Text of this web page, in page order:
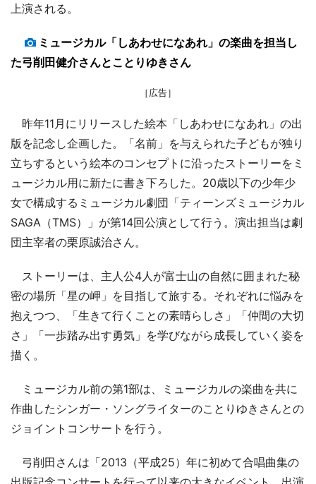
上演される。
ミュージカル「しあわせになあれ」の楽曲を担当し
た弓削田健介さんとことりゆきさん
［広告］
昨年11月にリリースした絵本「しあわせになあれ」の出
版を記念し企画した。「名前」を与えられた子どもが独り
立ちするという絵本のコンセプトに沿ったストーリーをミ
ュージカル用に新たに書き下ろした。20歳以下の少年少
女で構成するミュージカル劇団「ティーンズミュージカル
SAGA（TMS）」が第14回公演として行う。演出担当は劇
団主宰者の栗原誠治さん。
ストーリーは、主人公4人が富士山の自然に囲まれた秘
密の場所「星の岬」を目指して旅する。それぞれに悩みを
抱えつつ、「生きて行くことの素晴らしさ」「仲間の大切
さ」「一歩踏み出す勇気」を学びながら成長していく姿を
描く。
ミュージカル前の第1部は、ミュージカルの楽曲を共に
作曲したシンガー・ソングライターのことりゆきさんとの
ジョイントコンサートを行う。
弓削田さんは「2013（平成25）年に初めて合唱曲集の